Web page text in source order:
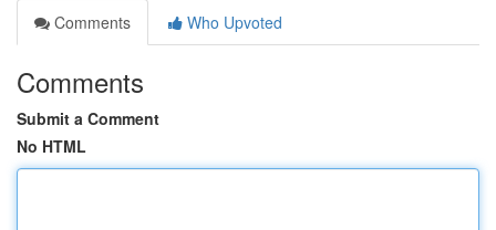
Comments
Who Upvoted
Comments
Submit a Comment
No HTML